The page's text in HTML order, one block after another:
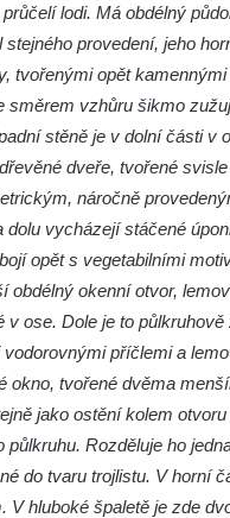
lodi. Má obdélný
provedení, jeho
tvořenými opět
vzhůru šikmo
stěně je v dolní části v
dveře, tvořené
náročně
vycházejí stáčené
opět s vegetabilními
obdélný okenní otvor,
ose. Dole je to
příčlemi a
tvořené dvěma
jako ostění kolem
Rozděluje ho
do tvaru trojlistu. V horní
hluboké špaletě je zde